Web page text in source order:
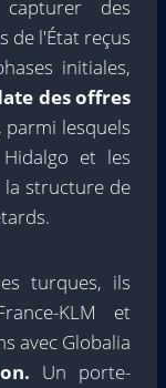
des
de l'État reçus
initiales,
des offres
parmi lesquels
et les
la structure de
turques, ils
KLM et
avec Globalia
Un porte-